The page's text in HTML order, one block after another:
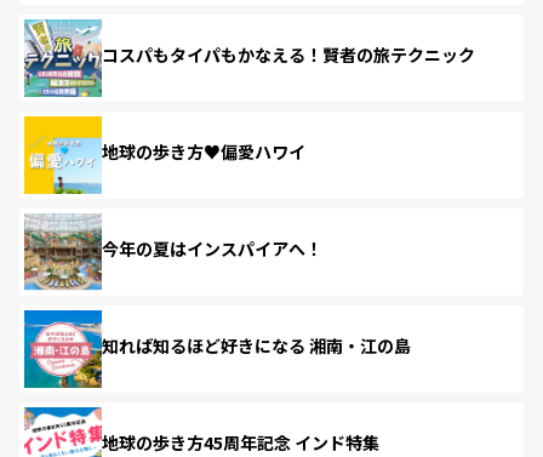
コスパもタイパもかなえる！賢者の旅テクニック
地球の歩き方♥偏愛ハワイ
今年の夏はインスパイアへ！
知れば知るほど好きになる 湘南・江の島
地球の歩き方45周年記念 インド特集